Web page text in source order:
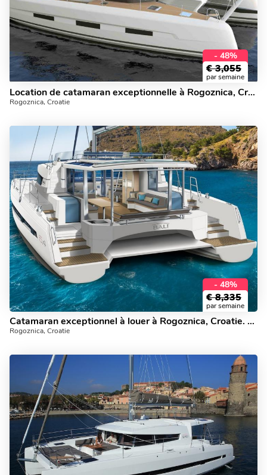
- 48%
€ 3,055
par semaine
Location de catamaran exceptionnelle à Rogoznica, Croatie - louez un catamaran pour 10 personnes.
Rogoznica, Croatie
- 48%
€ 8,335
par semaine
Catamaran exceptionnel à louer à Rogoznica, Croatie. Location de yacht pour 12 personnes.
Rogoznica, Croatie